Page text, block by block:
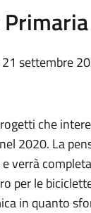
Primaria
21 settembre
che
2020. La
verrà
per le
in quanto